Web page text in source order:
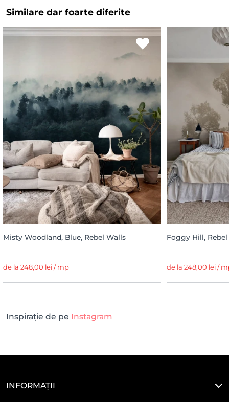
Similare dar foarte diferite
Misty Woodland, Blue, Rebel Walls
de la 248,00 lei / mp
Foggy Hill,
de la 248,00 lei /
Inspirație de pe Instagram
INFORMAȚII